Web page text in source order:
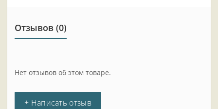
Отзывов (0)
Нет отзывов об этом товаре.
+ Написать отзыв